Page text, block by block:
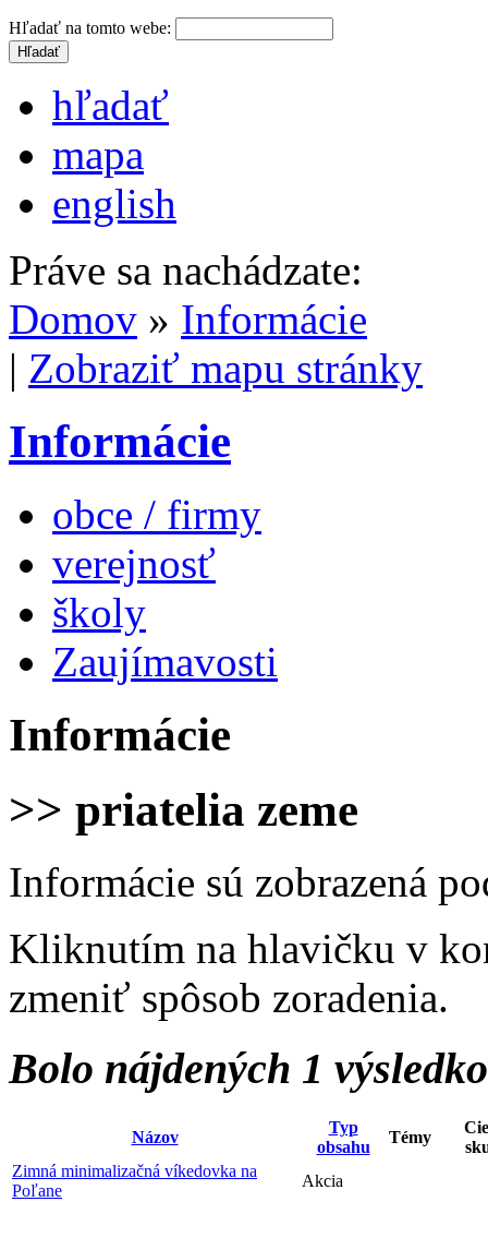
Hľadať na tomto webe:
hľadať
mapa
english
Práve sa nachádzate:
Domov » Informácie
| Zobraziť mapu stránky
Informácie
obce / firmy
verejnosť
školy
Zaujímavosti
Informácie
>> priatelia zeme
Informácie sú zobrazená
Kliknutím na hlavičku v
zmeniť spôsob zoradenia.
Bolo nájdených 1
Názov
Typ
obsahu
Témy
Zimná minimalizačná víkedovka na
Poľane
Akcia